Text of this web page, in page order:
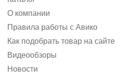
О компании
Правила работы с Авико
Как подобрать товар на сайте
Видеообзоры
Новости